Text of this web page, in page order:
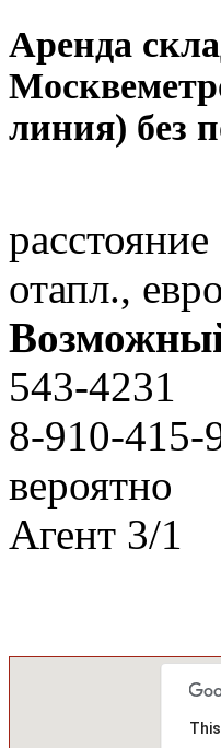
Аренда
Москве
линия) без
отапл.,
543-4231
8-910-415-
вероятно
Агент 3/1